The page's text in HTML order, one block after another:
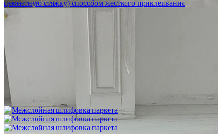
Укладка фанеры на бетонное основание (огрунтованную
цементную стяжку) способом жесткого приклеивания
750 ₽